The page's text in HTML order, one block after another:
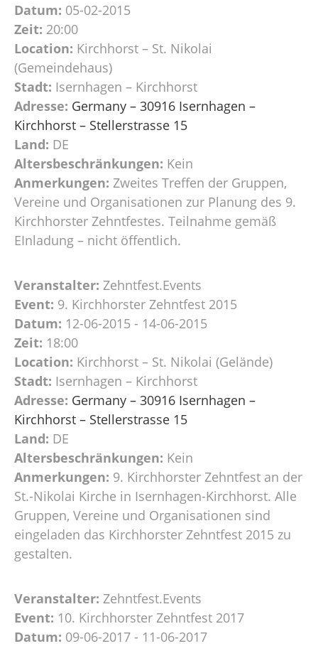
Datum: 05-02-2015
Zeit: 20:00
Location: Kirchhorst – St. Nikolai
(Gemeindehaus)
Stadt: Isernhagen – Kirchhorst
Adresse: Germany – 30916 Isernhagen –
Kirchhorst – Stellerstrasse 15
Land: DE
Altersbeschränkungen: Kein
Anmerkungen: Zweites Treffen der Gruppen,
Vereine und Organisationen zur Planung des 9.
Kirchhorster Zehntfestes. Teilnahme gemäß
EInladung – nicht öffentlich.
Veranstalter: Zehntfest.Events
Event: 9. Kirchhorster Zehntfest 2015
Datum: 12-06-2015 - 14-06-2015
Zeit: 18:00
Location: Kirchhorst – St. Nikolai (Gelände)
Stadt: Isernhagen – Kirchhorst
Adresse: Germany – 30916 Isernhagen –
Kirchhorst – Stellerstrasse 15
Land: DE
Altersbeschränkungen: Kein
Anmerkungen: 9. Kirchhorster Zehntfest an der
St.-Nikolai Kirche in Isernhagen-Kirchhorst. Alle
Gruppen, Vereine und Organisationen sind
eingeladen das Kirchhorster Zehntfest 2015 zu
gestalten.
Veranstalter: Zehntfest.Events
Event: 10. Kirchhorster Zehntfest 2017
Datum: 09-06-2017 - 11-06-2017